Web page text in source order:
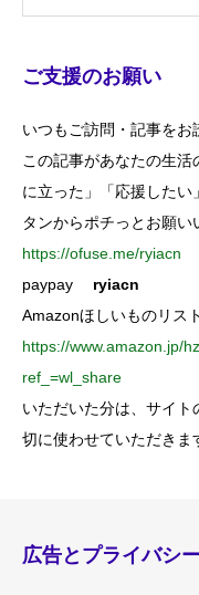
ご支援のお願い
いつもご訪問・記事をお
この記事があなたの生
に立った」「応援した
タンからポチっとお願い
https://ofuse.me/ryiacn
paypay ryiacn
Amazonほしいものリスト
https://www.amazon.jp/
ref_=wl_share
いただいた分は、サイ
切に使わせていただきま
広告とプライバシ